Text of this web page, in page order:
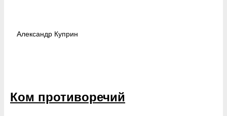
Александр Куприн
Ком противоречий